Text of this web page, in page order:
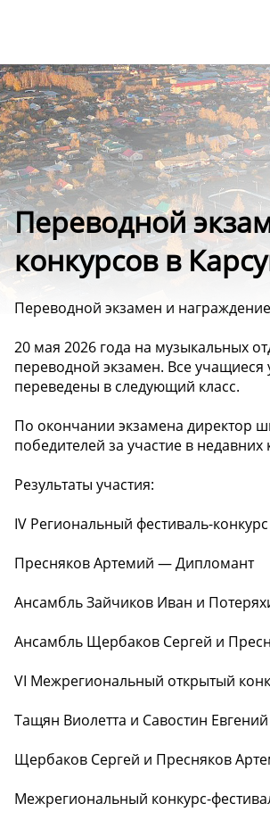
Переводной
конкурсов в
Переводной экзамен и
20 мая 2026 года на музыкальных
переводной экзамен. Все
переведены в следующий класс.
По окончании экзамена директор
победителей за участие в
Результаты участия:
IV Региональный фестиваль-
Пресняков Артемий — Дипломант
Ансамбль Зайчиков Иван и
Ансамбль Щербаков Сергей и
VI Межрегиональный открытый
Тащян Виолетта и Савостин
Щербаков Сергей и Пресняков
Межрегиональный конкурс-